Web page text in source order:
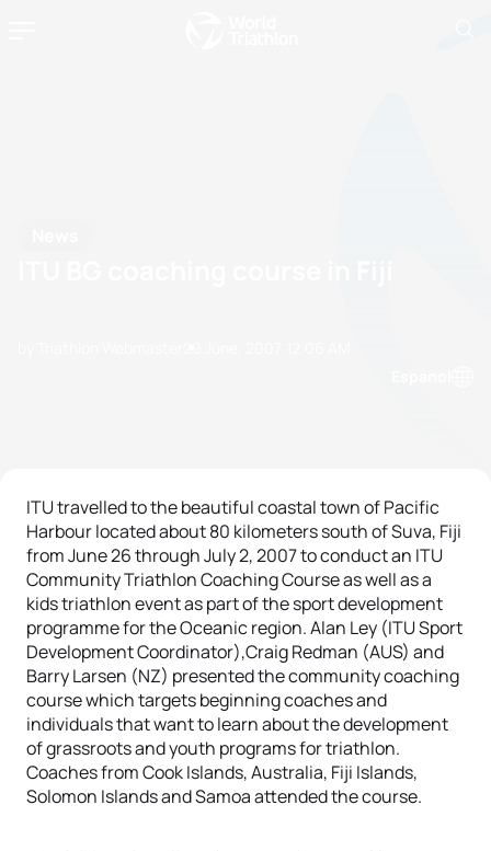
ITU travelled to the beautiful coastal town of Pacific
Harbour located about 80 kilometers south of Suva, Fiji
from June 26 through July 2, 2007 to conduct an ITU
Community Triathlon Coaching Course as well as a
kids triathlon event as part of the sport development
programme for the Oceanic region. Alan Ley (ITU Sport
Development Coordinator),Craig Redman (AUS) and
Barry Larsen (NZ) presented the community coaching
course which targets beginning coaches and
individuals that want to learn about the development
of grassroots and youth programs for triathlon.
Coaches from Cook Islands, Australia, Fiji Islands,
Solomon Islands and Samoa attended the course.